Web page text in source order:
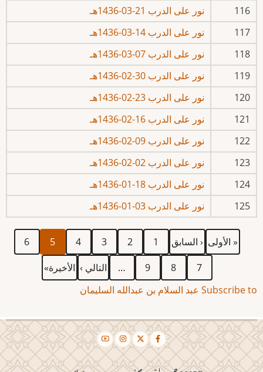
116
نور على الدرب 21-03-1436هـ
117
نور على الدرب 14-03-1436هـ
118
نور على الدرب 07-03-1436هـ
119
نور على الدرب 30-02-1436هـ
120
نور على الدرب 23-02-1436هـ
121
نور على الدرب 16-02-1436هـ
122
نور على الدرب 09-02-1436هـ
123
نور على الدرب 02-02-1436هـ
124
نور على الدرب 18-01-1436هـ
125
نور على الدرب 03-01-1436هـ
Pagination
First
page
« الأولى
Previous
page
‹ السابق الصفحة
1 الصفحة
2 الصفحة
3 الصفحة
4
Current
page
5 الصفحة
6
الصفحة
7 الصفحة
8 الصفحة
9
…
Next
page
التالي › Last
page
الأخيرة»
Subscribe to عبد السلام بن عبدالله السليمان